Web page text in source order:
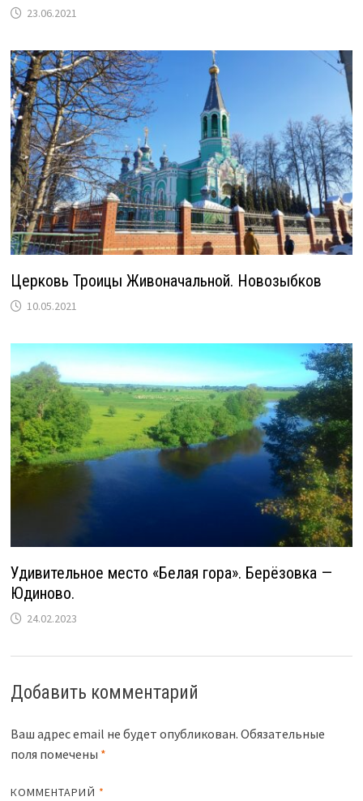
23.06.2021
Церковь Троицы Живоначальной. Новозыбков
10.05.2021
Удивительное место «Белая гора». Берёзовка —
Юдиново.
24.02.2023
Добавить комментарий
Ваш адрес email не будет опубликован. Обязательные
поля помечены *
КОММЕНТАРИЙ *